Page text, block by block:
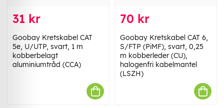
31 kr
Goobay Kretskabel CAT
5e, U/UTP, svart, 1 m
kobberbelagt
aluminiumtråd (CCA)
70 kr
Goobay Kretskabel CAT 6,
S/FTP (PiMF), svart, 0,25
m kobberleder (CU),
halogenfri kabelmantel
(LSZH)